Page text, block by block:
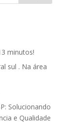
minutos!
sul . Na área
Solucionando
e Qualidade